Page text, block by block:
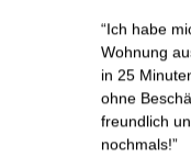
Ich habe
Wohnung
in 25
ohne
freundlich
nochmals!